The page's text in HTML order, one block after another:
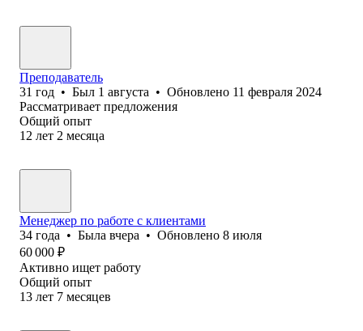
Преподаватель
31 год • Был 1 августа • Обновлено 11 февраля 2024
Рассматривает предложения
Общий опыт
12 лет 2 месяца
Менеджер по работе с клиентами
34 года • Была вчера • Обновлено 8 июля
60 000 ₽
Активно ищет работу
Общий опыт
13 лет 7 месяцев